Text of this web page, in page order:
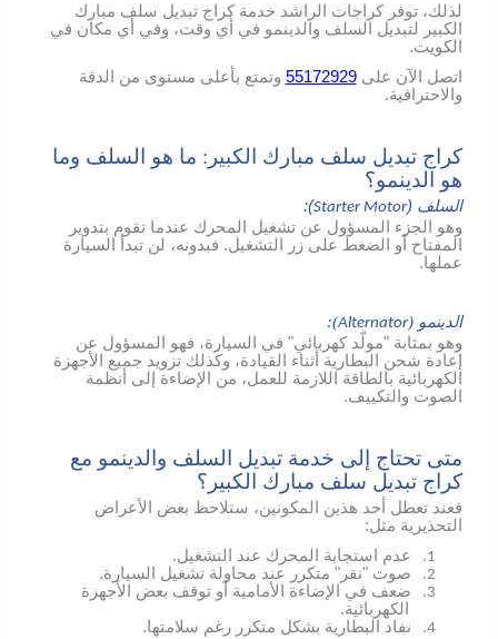
لذلك، توفر كراجات الراشد خدمة كراج تبديل سلف مبارك
الكبير لتبديل السلف والدينمو في أي وقت، وفي أي مكان في
الكويت.
اتصل الآن على55172929 وتمتع بأعلى مستوى من الدقة
والاحترافية.
كراج تبديل سلف مبارك الكبير: ما هو السلف وما
هو الدينمو؟
السلف (Starter Motor
):
وهو الجزء المسؤول عن تشغيل المحرك عندما تقوم بتدوير
المفتاح أو الضغط على زر التشغيل. فبدونه، لن تبدأ السيارة
عملها.
الدينمو (Alternator
):
وهو بمثابة "مولّد كهربائي" في السيارة، فهو المسؤول عن
إعادة شحن البطارية أثناء القيادة، وكذلك تزويد جميع الأجهزة
الكهربائية بالطاقة اللازمة للعمل، من الإضاءة إلى أنظمة
الصوت والتكييف.
متى تحتاج إلى خدمة تبديل السلف والدينمو مع
كراج تبديل سلف مبارك الكبير؟
فعند تعطل أحد هذين المكونين، ستلاحظ بعض الأعراض
التحذيرية مثل:
1. عدم استجابة المحرك عند التشغيل.
2. صوت "نقر" متكرر عند محاولة تشغيل السيارة.
3.
ضعف في الإضاءة الأمامية أو توقف بعض الأجهزة
الكهربائية.
4.
نفاد البطارية بشكل متكرر رغم سلامتها.